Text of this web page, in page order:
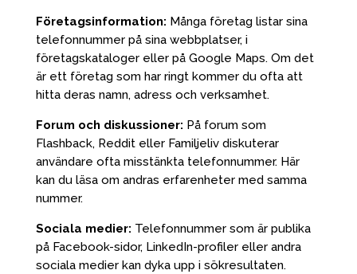
Företagsinformation: Många företag listar sina
telefonnummer på sina webbplatser, i
företagskataloger eller på Google Maps. Om det
är ett företag som har ringt kommer du ofta att
hitta deras namn, adress och verksamhet.
Forum och diskussioner: På forum som
Flashback, Reddit eller Familjeliv diskuterar
användare ofta misstänkta telefonnummer. Här
kan du läsa om andras erfarenheter med samma
nummer.
Sociala medier: Telefonnummer som är publika
på Facebook-sidor, LinkedIn-profiler eller andra
sociala medier kan dyka upp i sökresultaten.